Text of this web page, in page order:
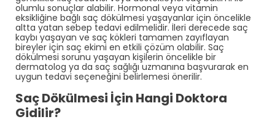
olumlu sonuçlar alabilir. Hormonal veya vitamin
eksikliğine bağlı saç dökülmesi yaşayanlar için öncelikle
altta yatan sebep tedavi edilmelidir. İleri derecede saç
kaybı yaşayan ve saç kökleri tamamen zayıflayan
bireyler için saç ekimi en etkili çözüm olabilir. Saç
dökülmesi sorunu yaşayan kişilerin öncelikle bir
dermatolog ya da saç sağlığı uzmanına başvurarak en
uygun tedavi seçeneğini belirlemesi önerilir.
Saç Dökülmesi İçin Hangi Doktora
Gidilir?